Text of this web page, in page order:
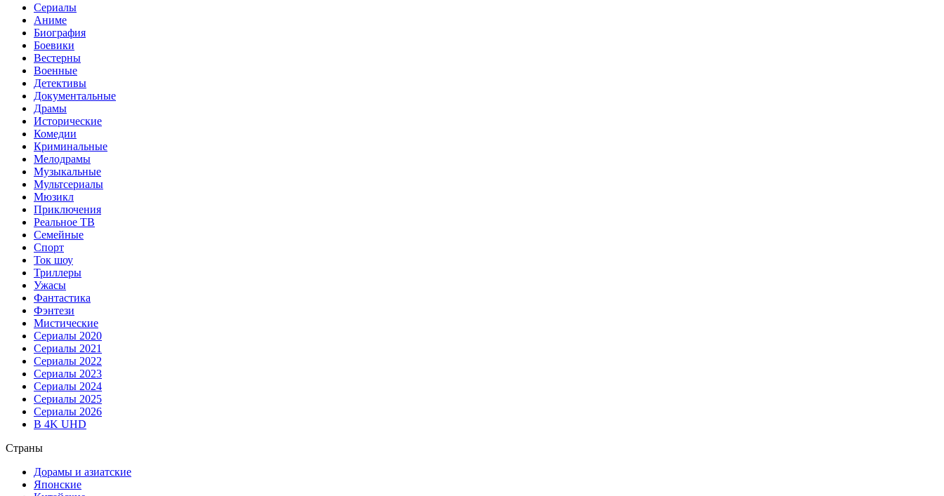
Сериалы
Аниме
Биография
Боевики
Вестерны
Военные
Детективы
Документальные
Драмы
Исторические
Комедии
Криминальные
Мелодрамы
Музыкальные
Мультсериалы
Мюзикл
Приключения
Реальное ТВ
Семейные
Спорт
Ток шоу
Триллеры
Ужасы
Фантастика
Фэнтези
Мистические
Сериалы 2020
Сериалы 2021
Сериалы 2022
Сериалы 2023
Сериалы 2024
Сериалы 2025
Сериалы 2026
В 4K UHD
Страны
Дорамы и азиатские
Японские